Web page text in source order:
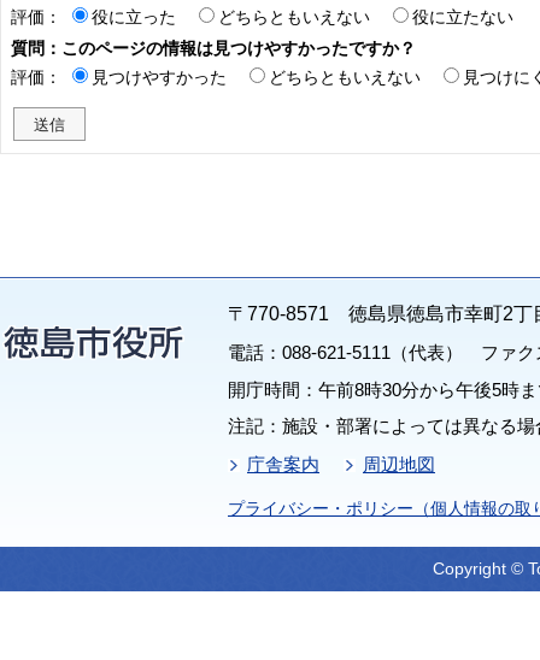
評価：
役に立った どちらともいえない
役に立たない
質問：このページの情報は見つけやすかったですか？
評価：
見つけやすかった どちらともいえない 見つけに
〒770-8571 徳島県徳島市幸町2丁
電話：088-621-5111（代表） ファク
開庁時間：午前8時30分から午後5時
注記：施設・部署によっては異なる
庁舎案内
周辺地図
プライバシー・ポリシー（個人情報の取
Copyright ©